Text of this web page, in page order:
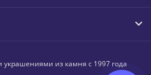
украшениями из камня с 1997 года